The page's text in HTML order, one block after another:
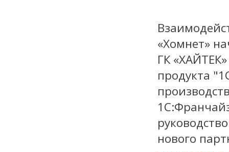
«Хомнет»
ГК
продукта
нового